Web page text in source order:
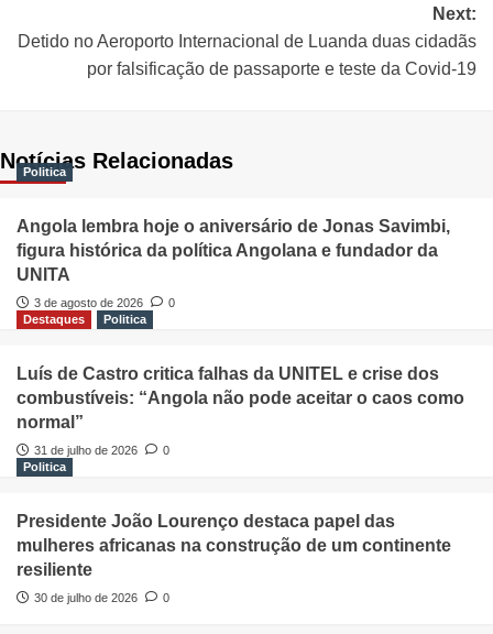
Next:
Detido no Aeroporto Internacional de Luanda duas cidadãs
por falsificação de passaporte e teste da Covid-19
Notícias Relacionadas
Politica
Angola lembra hoje o aniversário de Jonas Savimbi,
figura histórica da política Angolana e fundador da
UNITA
3 de agosto de 2026
0
Destaques
Politica
Luís de Castro critica falhas da UNITEL e crise dos
combustíveis: “Angola não pode aceitar o caos como
normal”
31 de julho de 2026
0
Politica
Presidente João Lourenço destaca papel das
mulheres africanas na construção de um continente
resiliente
30 de julho de 2026 0